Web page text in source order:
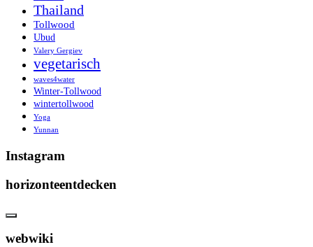
Thailand
Tollwood
Ubud
Valery Gergiev
vegetarisch
waves4water
Winter-Tollwood
wintertollwood
Yoga
Yunnan
Instagram
horizonteentdecken
webwiki